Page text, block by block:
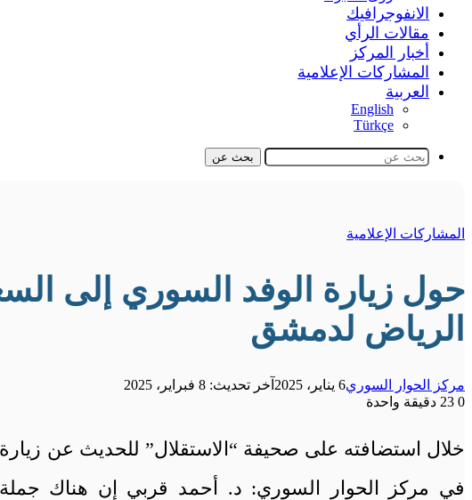
الانفوجرافيك
مقالات الرأي
أخبار المركز
المشاركات الإعلامية
العربية
English
Türkçe
بحث عن
المشاركات الإعلامية
حول زيارة الوفد السوري إلى
الرياض لدمشق
مركز الحوار السوري6 يناير، 2025
آخر تحديث: 8 فبراير، 2025
0
دقيقة واحدة
خلال استضافته على صحيفة “الاستقلال” للحديث عن
في مركز الحوار السوري: د. أحمد قربي إن هناك جملة